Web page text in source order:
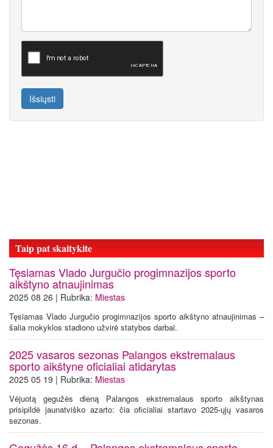
Išsiųsti
Taip pat skaitykite
Tęsiamas Vlado Jurgučio progimnazijos sporto
aikštyno atnaujinimas
2025 08 26 | Rubrika: Miestas
Tęsiamas Vlado Jurgučio progimnazijos sporto aikštyno atnaujinimas –
šalia mokyklos stadiono užvirė statybos darbai.
2025 vasaros sezonas Palangos ekstremalaus
sporto aikštyne oficialiai atidarytas
2025 05 19 | Rubrika: Miestas
Vėjuotą gegužės dieną Palangos ekstremalaus sporto aikštynas
prisipildė jaunatviško azarto: čia oficialiai startavo 2025-ųjų vasaros
sezonas.